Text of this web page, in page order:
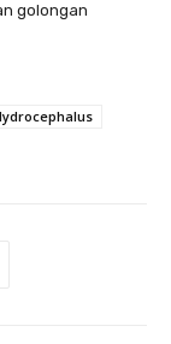
golongan